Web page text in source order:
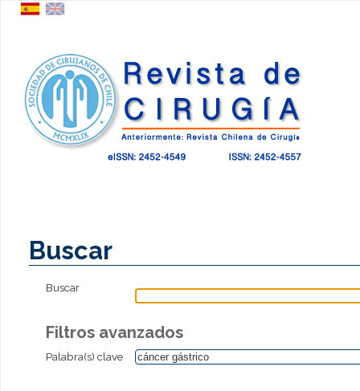
Buscar
Buscar
Filtros avanzados
Palabra(s) clave